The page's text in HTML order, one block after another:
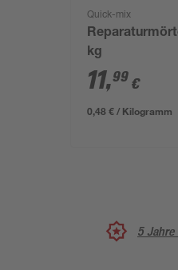
Quick-mix
kg
11,99 €
0,48 € / Kilogramm
5 Jahre